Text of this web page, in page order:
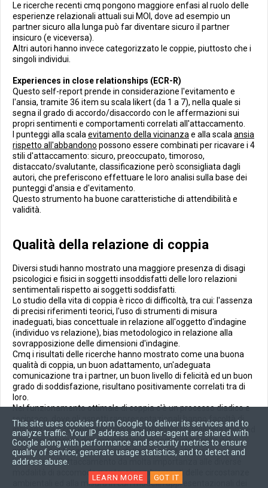
Le ricerche recenti cmq pongono maggiore enfasi al ruolo delle
esperienze relazionali attuali sui MOI, dove ad esempio un
partner sicuro alla lunga può far diventare sicuro il partner
insicuro (e viceversa).
Altri autori hanno invece categorizzato le coppie, piuttosto che i
singoli individui.
Experiences in close relationships (ECR-R)
Questo self-report prende in considerazione l'evitamento e
l'ansia, tramite 36 item su scala likert (da 1 a 7), nella quale si
segna il grado di accordo/disaccordo con le affermazioni sui
propri sentimenti e comportamenti correlati all'attaccamento.
I punteggi alla scala evitamento della vicinanza e alla scala ansia
rispetto all'abbandono possono essere combinati per ricavare i 4
stili d'attaccamento: sicuro, preoccupato, timoroso,
distaccato/svalutante, classificazione però sconsigliata dagli
autori, che preferiscono effettuare le loro analisi sulla base dei
punteggi d'ansia e d'evitamento.
Questo strumento ha buone caratteristiche di attendibilità e
validità.
Qualità della relazione di coppia
Diversi studi hanno mostrato una maggiore presenza di disagi
psicologici e fisici in soggetti insoddisfatti delle loro relazioni
sentimentali rispetto ai soggetti soddisfatti.
Lo studio della vita di coppia è ricco di difficoltà, tra cui: l'assenza
di precisi riferimenti teorici, l'uso di strumenti di misura
inadeguati, bias concettuale in relazione all'oggetto d'indagine
(individuo vs relazione), bias metodologico in relazione alla
sovrapposizione delle dimensioni d'indagine.
Cmq i risultati delle ricerche hanno mostrato come una buona
qualità di coppia, un buon adattamento, un'adeguata
comunicazione tra i partner, un buon livello di felicità ed un buon
grado di soddisfazione, risultano positivamente correlati tra di
loro.
Nel funzionamento ottimale di coppia c'è un processo diadico e
reciproco, dove gli aspetti rappresentazionali hanno facoltà di
influenzare il comportamento e l'adattamento della relazione ed
allo stesso tempo devono adattarsi al comportamento del
partner ed al funzionamento della relazione stessa.
La teoria dell'attaccamento da molta importanza alle diverse
modalità di accomodamento, ai cambiamenti delle circostanze
ambientali ed alla misura in cui i modelli rappresentazionali dei
This site uses cookies from Google to deliver its services and to
analyze traffic. Your IP address and user-agent are shared with
Google along with performance and security metrics to ensure
quality of service, generate usage statistics, and to detect and
address abuse.
LEARN MORE GOT IT